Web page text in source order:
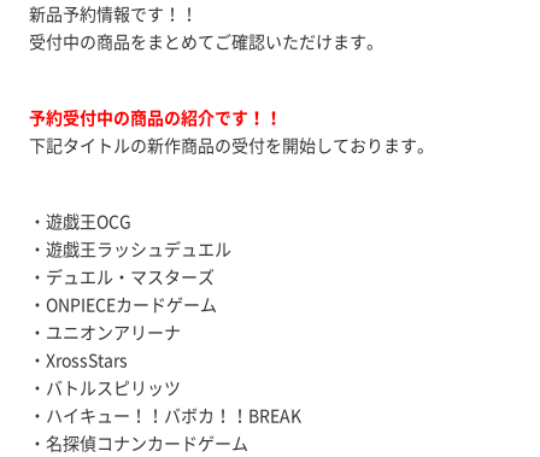
新品予約情報です！！
受付中の商品をまとめてご確認いただけます。
予約受付中の商品の紹介です！！
下記タイトルの新作商品の受付を開始しております。
・遊戯王OCG
・遊戯王ラッシュデュエル
・デュエル・マスターズ
・ONPIECEカードゲーム
・ユニオンアリーナ
・XrossStars
・バトルスピリッツ
・ハイキュー！！バボカ！！BREAK
・名探偵コナンカードゲーム